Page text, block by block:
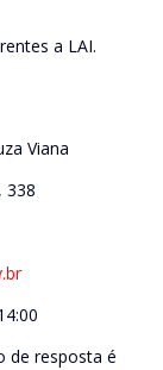
a LAI.
Viana
338
de resposta é